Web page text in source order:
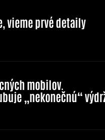
vieme prvé detaily
mobilov.
„nekonečnú“